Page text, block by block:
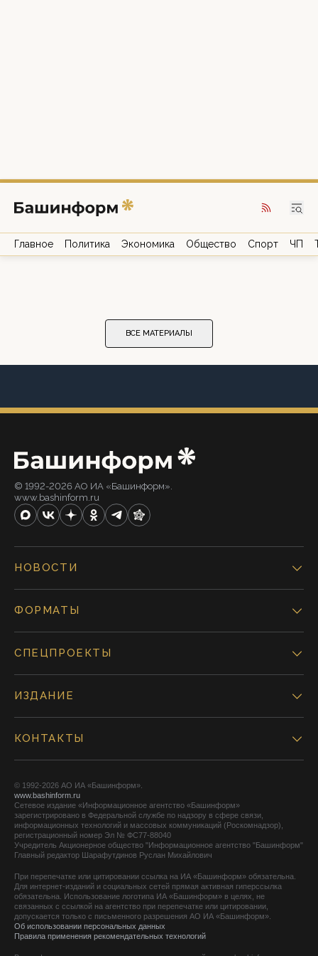
Главное Политика Экономика Общество Спорт ЧП
ВСЕ МАТЕРИАЛЫ
© 1992-2026 АО ИА «Башинформ».
www.bashinform.ru
НОВОСТИ
ФОРМАТЫ
СПЕЦПРОЕКТЫ
ИЗДАНИЕ
КОНТАКТЫ
© 1992-2026 АО ИА «Башинформ».
www.bashinform.ru
Сетевое издание «Информационное агентство «Башинформ»
зарегистрировано в Федеральной службе по надзору в сфере связи,
информационных технологий и массовых коммуникаций (Роскомнадзор),
регистрационный номер Эл № ФС77-88040
Учредитель Акционерное общество "Информационное агентство "Башинформ"
Главный редактор Шарафутдинов Руслан Михайлович
При перепечатке или цитировании ссылка на ИА «Башинформ» обязательна.
Для интернет-изданий и социальных сетей прямая активная гиперссылка
обязательна. Использование логотипа ИА «Башинформ» в целях, не
связанных с ссылкой на агентство при перепечатке или цитировании,
допускается только с письменного разрешения АО ИА «Башинформ».
Об использовании персональных данных
Правила применения рекомендательных технологий